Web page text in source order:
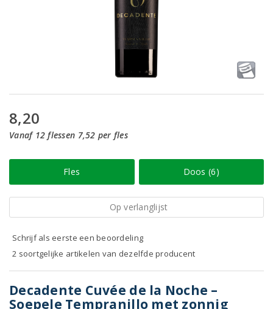
8,20
Vanaf 12 flessen 7,52 per fles
Fles Doos (6)
Op verlanglijst
Schrijf als eerste een beoordeling
2 soortgelijke artikelen van dezelfde producent
Decadente Cuvée de la Noche –
Soepele Tempranillo met zonnig